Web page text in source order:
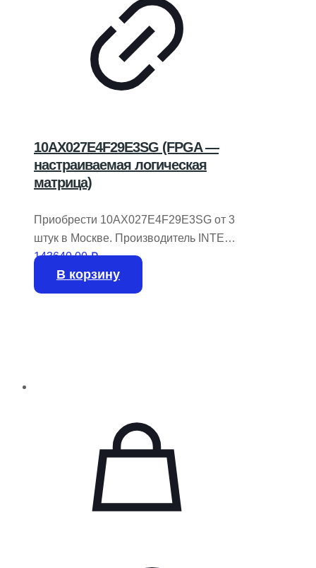
10AX027E4F29E3SG (FPGA —
настраиваемая логическая
матрица)
Приобрести 10AX027E4F29E3SG от 3
штук в Москве. Производитель INTEL /
ALTERA.
На складе нет доступных единиц.
143640,00₽
В корзину